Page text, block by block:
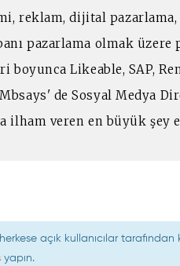
reklam, dijital pazarlama,
pazarlama olmak üzere
boyunca Likeable, SAP,
de Sosyal Medya
ilham veren en büyük şey
açık kullanıcılar
yapın.